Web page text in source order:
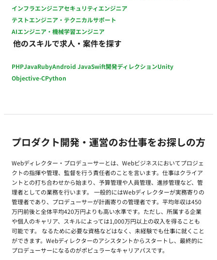
Backlog/Jira（※ファームやエンドに準ずる） ■開発フェーズと
予定 現在〜数ヶ月：RFP作成・確定フェーズ 次フェーズ：ベン
ダー評価・選定、および要件定義への移行 ※超上流からの参画
となるため、スキル・パフォーマンス次第で、次フェーズ以降
（要件定義〜設計・開発・導入）の長期継続参画の可能性が非
常に高い案件です。 ■案件の魅力（会社について・サービスに
ついて） 最上流の経験：システムの刷新が決定する「RFP作
成・ベンダー選定」という、プロジェクトの命運を握る最上流
ERP（OracleEBS）からクラウドへの移行」のノウハウを実践
グファームの管理職クラスとしての動きが求められるため、自
権があります。 ■働き方 ・2026年8月開始(相談可) ・週5日×8
時間、平日日中の稼働 ・都内常駐
インフラエンジニアセキュリティエンジニア
テストエンジニア・テクニカルサポート
AIエンジニア・機械学習エンジニア
他のスキルで求人・案件を探す
PHPJavaRubyAndroid JavaSwift開発ディレクションUnity
Objective-CPython
プロダクト開発・運営のお仕事をお探しの方
Webディレクター・プロデューサーとは、Webビジネスにおいてプロジェ
クトの指揮や管理、監督を行う責任者のことを言います。仕事はクライア
ントとの打ち合わせから始まり、予算管理や人員管理、進捗管理など、管
理者としての業務を行います。 一般的にはWebディレクターが実務寄りの
管理者であり、プロデューサーが計画寄りの管理者です。平均年収は450
万円前後と全体平均420万円よりも高い水準です。ただし、所属する企業
や個人のキャリア、スキルによっては1,000万円以上の収入を得ることも
可能です。 なるために必要な資格などはなく、未経験でも仕事に就くこと
ができます。Webディレクターのアシスタントからスタートし、最終的に
プロデューサーになるのがポピュラーなキャリアパスです。